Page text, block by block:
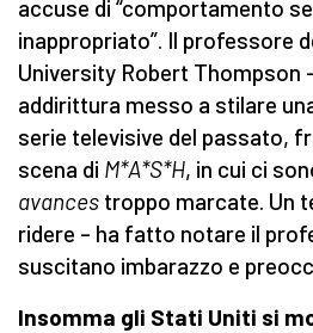
accuse di “comportamento
inappropriato”. Il professore
University Robert Thompson
addirittura messo a stilare
serie televisive del passato,
scena di M*A*S*H, in cui ci
avances troppo marcate. Un
ridere – ha fatto notare il
suscitano imbarazzo e
Insomma gli Stati Uniti si